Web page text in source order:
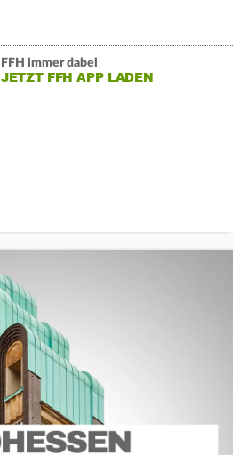
FFH immer dabei
JETZT FFH APP LADEN